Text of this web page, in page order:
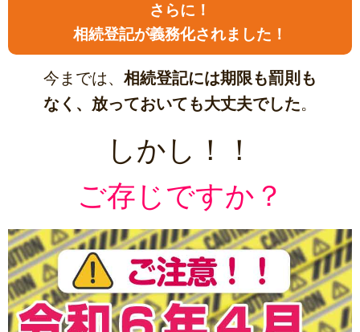
さらに！
相続登記が義務化されました！
今までは、 相続登記には期限も罰則も
なく、放っておいても大丈夫でした。
しかし！！
ご存じですか？